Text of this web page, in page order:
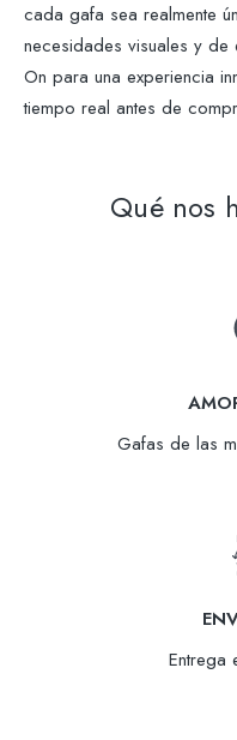
cada gafa sea realmente
necesidades visuales y de
On para una experiencia
tiempo real antes de
Qué nos
Gafas de las
Entrega